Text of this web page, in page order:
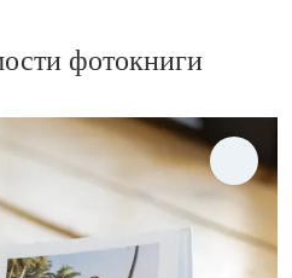
фотокниги